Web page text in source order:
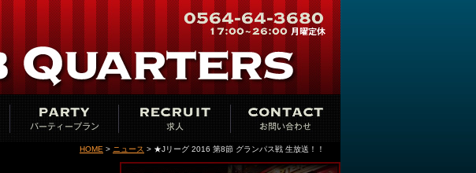
HOME > ニュース > ★Jリーグ 2016 第8節 グランパス戦 生放送！！